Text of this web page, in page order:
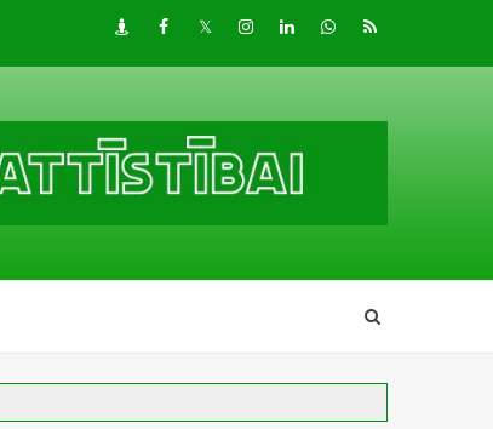
DraugiemFacebook
TwitterInstagram
LinkedInwhatsapp
RSS